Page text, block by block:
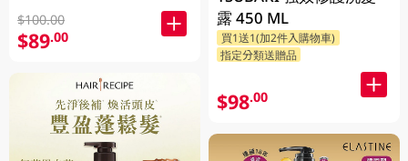
$100.00
$89.00
露 450 ML
買1送1(加2件入購物車)
指定分類送贈品
$98.00